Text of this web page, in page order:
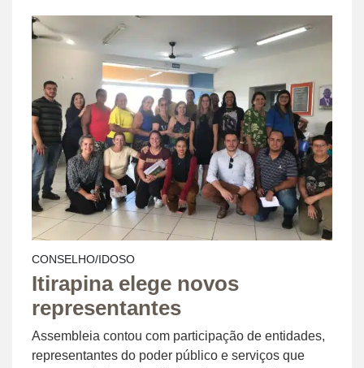
CONSELHO/IDOSO
Itirapina elege novos
representantes
Assembleia contou com participação de entidades,
representantes do poder público e serviços que